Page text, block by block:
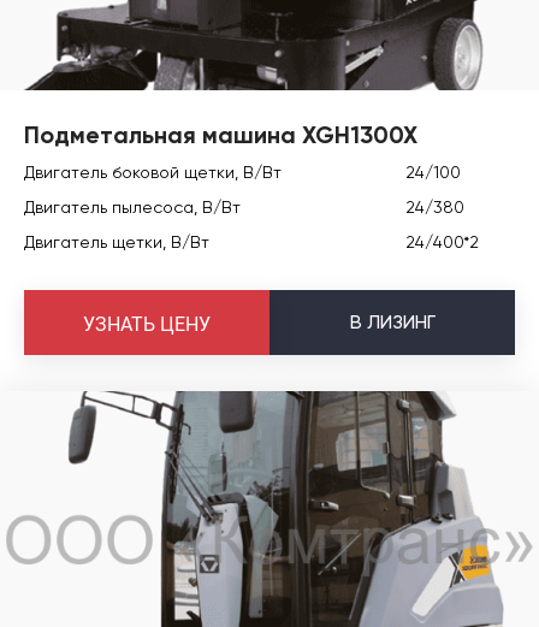
Подметальная машина XGH1300X
Двигатель боковой щетки, В/Вт
24/100
Двигатель пылесоса, В/Вт
24/380
Двигатель щетки, В/Вт
24/400*2
В ЛИЗИНГ
УЗНАТЬ ЦЕНУ